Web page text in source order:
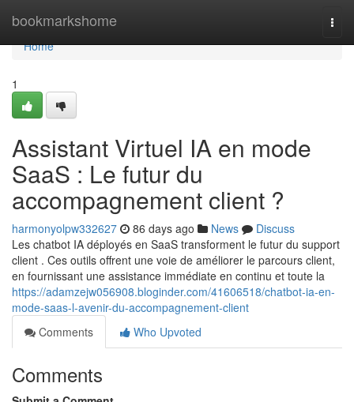
bookmarkshome
Home
Home
1
Assistant Virtuel IA en mode
SaaS : Le futur du
accompagnement client ?
harmonyolpw332627 86 days ago News
Discuss
Les chatbot IA déployés en SaaS transforment le futur du support
client . Ces outils offrent une voie de améliorer le parcours client,
en fournissant une assistance immédiate en continu et toute la
https://adamzejw056908.bloginder.com/41606518/chatbot-ia-en-
mode-saas-l-avenir-du-accompagnement-client
Comments
Who Upvoted
Comments